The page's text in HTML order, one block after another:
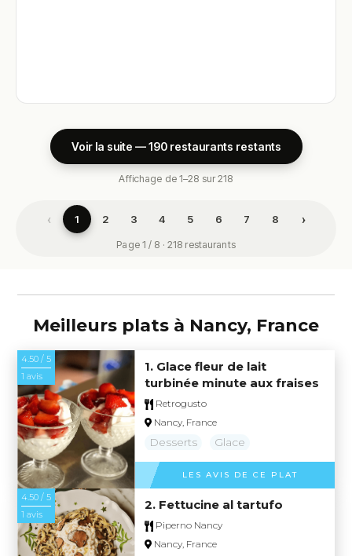
Voir la suite — 190 restaurants restants
Affichage de 1–28 sur 218
‹ 1 2 3 4 5 6 7 8 ›
Page 1 / 8 · 218 restaurants
Meilleurs plats à Nancy, France
4.50 / 5
1 avis
1. Glace fleur de lait
turbinée minute aux fraises
Retrogusto
Nancy, France
Desserts Glace
LES AVIS DE CE PLAT
4.50 / 5
1 avis
2. Fettucine al tartufo
Piperno Nancy
Nancy, France